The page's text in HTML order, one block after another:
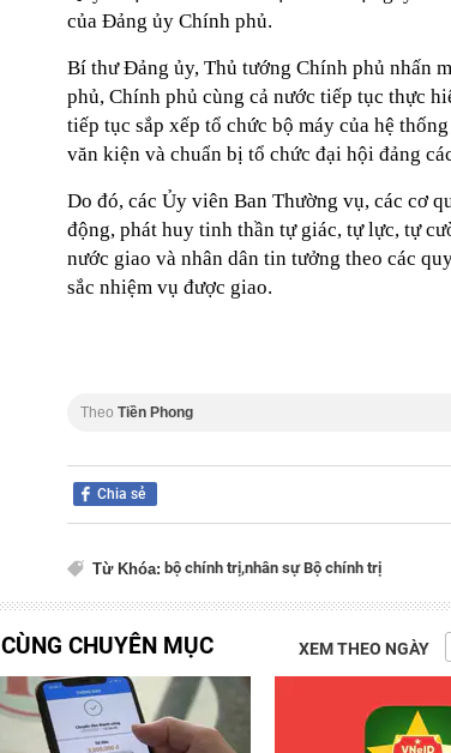
của Đảng ủy Chính phủ.
Bí thư Đảng ủy, Thủ tướng Chính phủ nhấn
phủ, Chính phủ cùng cả nước tiếp tục thực
tiếp tục sắp xếp tổ chức bộ máy của hệ
văn kiện và chuẩn bị tổ chức đại hội đảng
Do đó, các Ủy viên Ban Thường vụ, các cơ
động, phát huy tinh thần tự giác, tự lực, tự
nước giao và nhân dân tin tưởng theo các
sắc nhiệm vụ được giao.
Theo Tiền Phong
Chia sẻ
Từ Khóa: bộ chính trị,nhân sự Bộ chính trị
CÙNG CHUYÊN MỤC XEM THEO NGÀY